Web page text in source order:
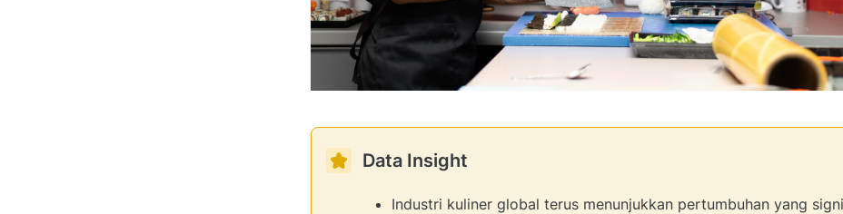
Data Insight
Industri kuliner global terus menunjukkan pertumbuhan yang